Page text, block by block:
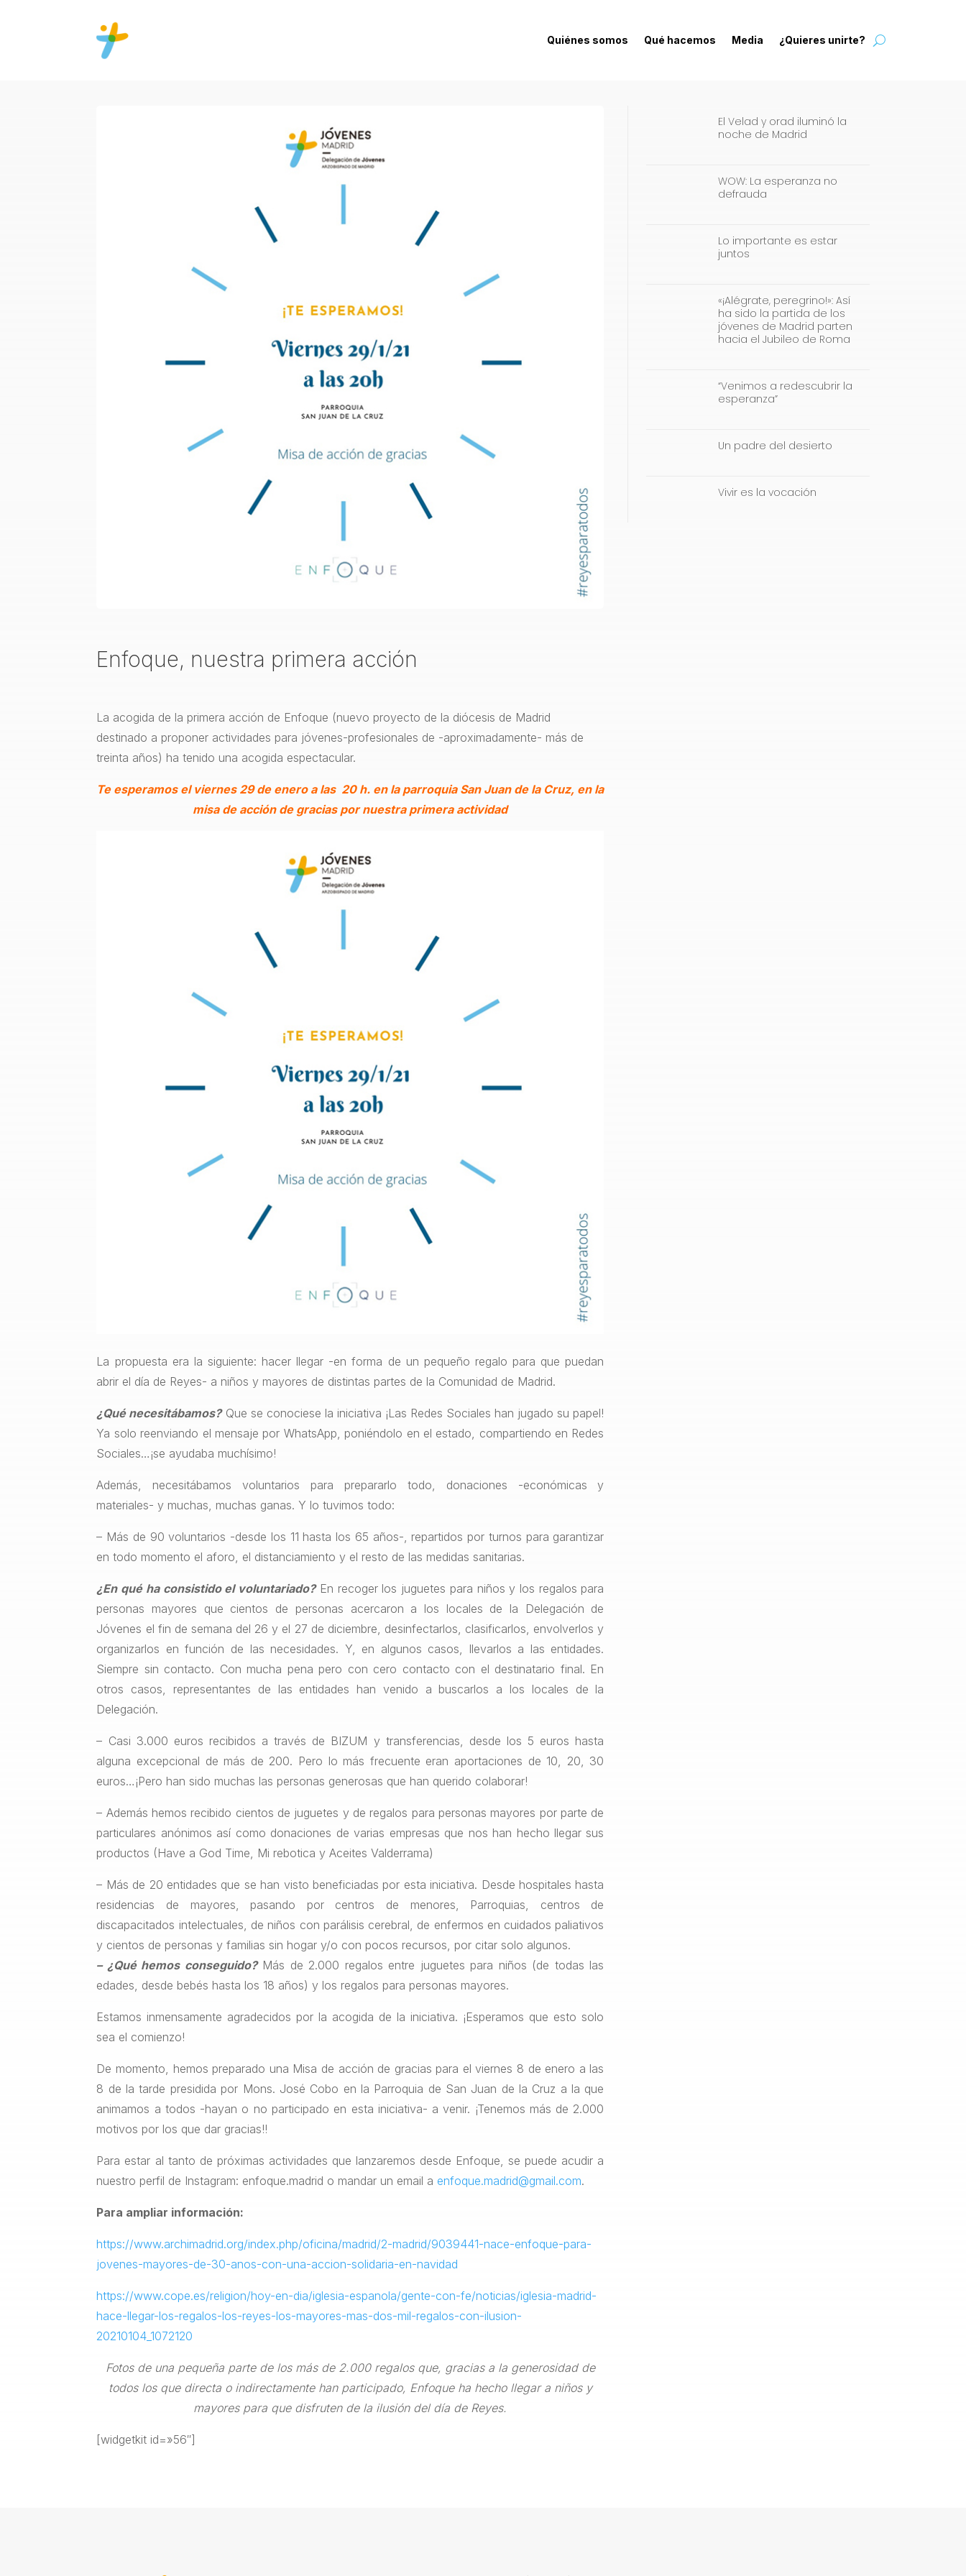
Quiénes somos Qué hacemos Media ¿Quieres unirte?
Enfoque, nuestra primera acción
La acogida de la primera acción de Enfoque (nuevo proyecto de la diócesis de Madrid
destinado a proponer actividades para jóvenes-profesionales de -aproximadamente- más de
treinta años) ha tenido una acogida espectacular.
Te esperamos el viernes 29 de enero a las 20 h. en la parroquia San Juan de la Cruz, en la
misa de acción de gracias por nuestra primera actividad
La propuesta era la siguiente: hacer llegar -en forma de un pequeño regalo para que puedan
abrir el día de Reyes- a niños y mayores de distintas partes de la Comunidad de Madrid.
¿Qué necesitábamos?Que se conociese la iniciativa ¡Las Redes Sociales han jugado su papel!
Ya solo reenviando el mensaje por WhatsApp, poniéndolo en el estado, compartiendo en Redes
Sociales…¡se ayudaba muchísimo!
Además, necesitábamos voluntarios para prepararlo todo, donaciones -económicas y
materiales- y muchas, muchas ganas. Y lo tuvimos todo:
– Más de 90 voluntarios -desde los 11 hasta los 65 años-, repartidos por turnos para garantizar
en todo momento el aforo, el distanciamiento y el resto de las medidas sanitarias.
¿En qué ha consistido el voluntariado? En recoger los juguetes para niños y los regalos para
personas mayores que cientos de personas acercaron a los locales de la Delegación de
Jóvenes el fin de semana del 26 y el 27 de diciembre, desinfectarlos, clasificarlos, envolverlos y
organizarlos en función de las necesidades. Y, en algunos casos, llevarlos a las entidades.
Siempre sin contacto. Con mucha pena pero con cero contacto con el destinatario final. En
otros casos, representantes de las entidades han venido a buscarlos a los locales de la
Delegación.
– Casi 3.000 euros recibidos a través de BIZUM y transferencias, desde los 5 euros hasta
alguna excepcional de más de 200. Pero lo más frecuente eran aportaciones de 10, 20, 30
euros…¡Pero han sido muchas las personas generosas que han querido colaborar!
– Además hemos recibido cientos de juguetes y de regalos para personas mayores por parte de
particulares anónimos así como donaciones de varias empresas que nos han hecho llegar sus
productos (Have a God Time, Mi rebotica y Aceites Valderrama)
– Más de 20 entidades que se han visto beneficiadas por esta iniciativa. Desde hospitales hasta
residencias de mayores, pasando por centros de menores, Parroquias, centros de
discapacitados intelectuales, de niños con parálisis cerebral, de enfermos en cuidados paliativos
y cientos de personas y familias sin hogar y/o con pocos recursos, por citar solo algunos.
– ¿Qué hemos conseguido? Más de 2.000 regalos entre juguetes para niños (de todas las
edades, desde bebés hasta los 18 años) y los regalos para personas mayores.
Estamos inmensamente agradecidos por la acogida de la iniciativa. ¡Esperamos que esto solo
sea el comienzo!
De momento, hemos preparado una Misa de acción de gracias para el viernes 8 de enero a las
8 de la tarde presidida por Mons. José Cobo en la Parroquia de San Juan de la Cruz a la que
animamos a todos -hayan o no participado en esta iniciativa- a venir. ¡Tenemos más de 2.000
motivos por los que dar gracias!!
Para estar al tanto de próximas actividades que lanzaremos desde Enfoque, se puede acudir a
nuestro perfil de Instagram: enfoque.madrid o mandar un email a enfoque.madrid@gmail.com.
Para ampliar información:
https://www.archimadrid.org/index.php/oficina/madrid/2-madrid/9039441-nace-enfoque-para-
jovenes-mayores-de-30-anos-con-una-accion-solidaria-en-navidad
https://www.cope.es/religion/hoy-en-dia/iglesia-espanola/gente-con-fe/noticias/iglesia-madrid-
hace-llegar-los-regalos-los-reyes-los-mayores-mas-dos-mil-regalos-con-ilusion-
20210104_1072120
Fotos de una pequeña parte de los más de 2.000 regalos que, gracias a la generosidad de
todos los que directa o indirectamente han participado, Enfoque ha hecho llegar a niños y
mayores para que disfruten de la ilusión del día de Reyes.
[widgetkit id=»56″]
El Velad y orad iluminó la
noche de Madrid
WOW: La esperanza no
defrauda
Lo importante es estar
juntos
«¡Alégrate, peregrino!»: Así
ha sido la partida de los
jóvenes de Madrid parten
hacia el Jubileo de Roma
“Venimos a redescubrir la
esperanza”
Un padre del desierto
Vivir es la vocación